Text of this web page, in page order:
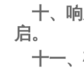
十、
启。
十一